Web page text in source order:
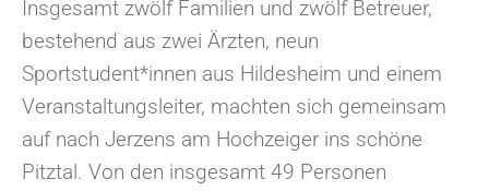
Insgesamt zwölf Familien und zwölf Betreuer,
bestehend aus zwei Ärzten, neun
Sportstudent*innen aus Hildesheim und einem
Veranstaltungsleiter, machten sich gemeinsam
auf nach Jerzens am Hochzeiger ins schöne
Pitztal. Von den insgesamt 49 Personen